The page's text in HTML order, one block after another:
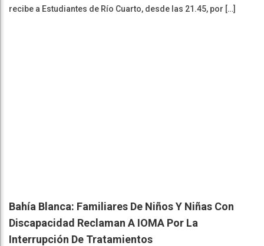
recibe a Estudiantes de Río Cuarto, desde las 21.45, por […]
Bahía Blanca: Familiares De Niños Y Niñas Con
Discapacidad Reclaman A IOMA Por La
Interrupción De Tratamientos